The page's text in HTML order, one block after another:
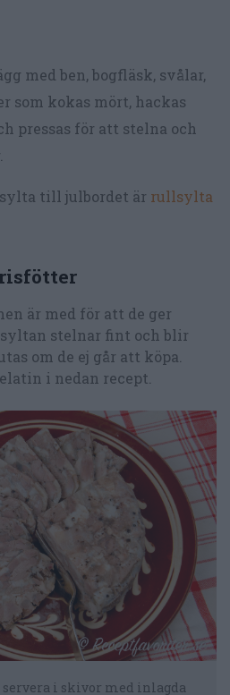
med ben, bogfläsk, svålar,
som kokas mört, hackas
pressas för att stelna och
till julbordet är rullsylta
är med för att de ger
stelnar fint och blir
om de ej går att köpa.
i nedan recept.
servera i skivor med inlagda